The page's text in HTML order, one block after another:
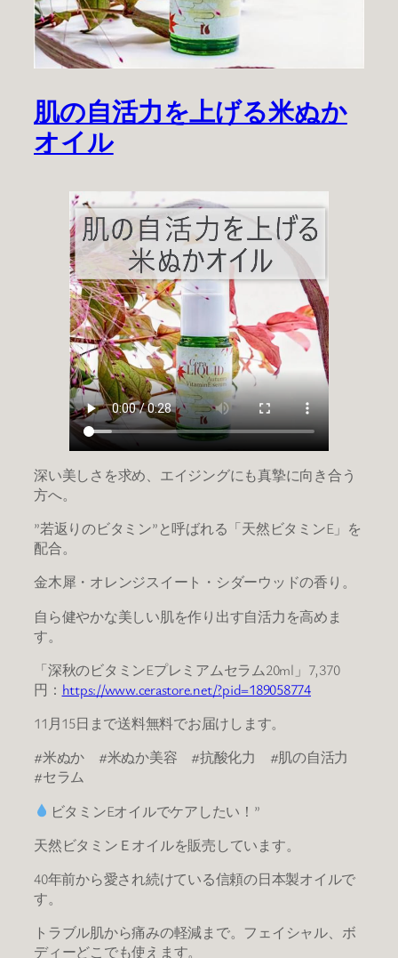
肌の自活力を上げる米ぬか
オイル
深い美しさを求め、エイジングにも真摯に向き合う
方へ。
”若返りのビタミン”と呼ばれる「天然ビタミンE」を
配合。
金木犀・オレンジスイート・シダーウッドの香り。
自ら健やかな美しい肌を作り出す自活力を高めま
す。
「深秋のビタミンEプレミアムセラム20ml」7,370
円： https://www.cerastore.net/?pid=189058774
11月15日まで送料無料でお届けします。
#米ぬか #米ぬか美容 #抗酸化力 #肌の自活力
#セラム
ビタミンEオイルでケアしたい！”
天然ビタミンＥオイルを販売しています。
40年前から愛され続けている信頼の日本製オイルで
す。
トラブル肌から痛みの軽減まで。フェイシャル、ボ
ディーどこでも使えます。